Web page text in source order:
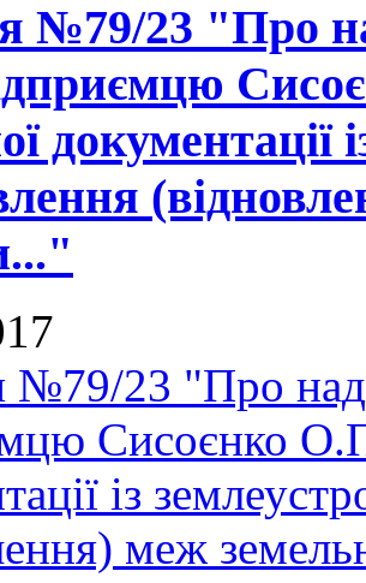
№79/23 "Про
№79/23 "Про
Сисоєнко
із
меж